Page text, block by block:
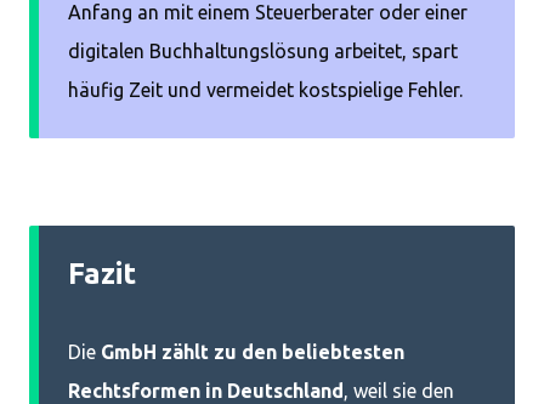
Anfang an mit einem Steuerberater oder einer
digitalen Buchhaltungslösung arbeitet, spart
häufig Zeit und vermeidet kostspielige Fehler.
Fazit
Die GmbH zählt zu den beliebtesten
Rechtsformen in Deutschland , weil sie den